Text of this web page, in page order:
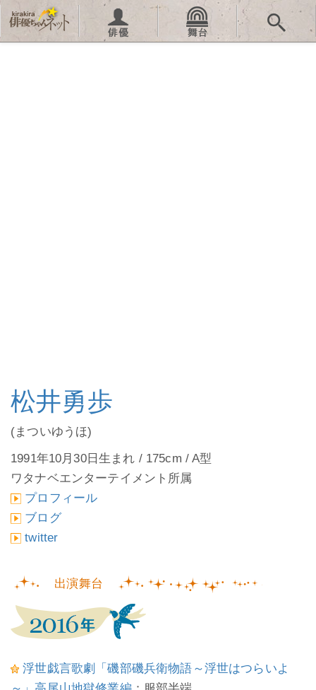
松井勇歩
(まついゆうほ)
1991年10月30日生まれ / 175cm / A型
ワタナベエンターテイメント所属
プロフィール
ブログ
twitter
出演舞台
浮世戯言歌劇「磯部磯兵衛物語～浮世はつらいよ